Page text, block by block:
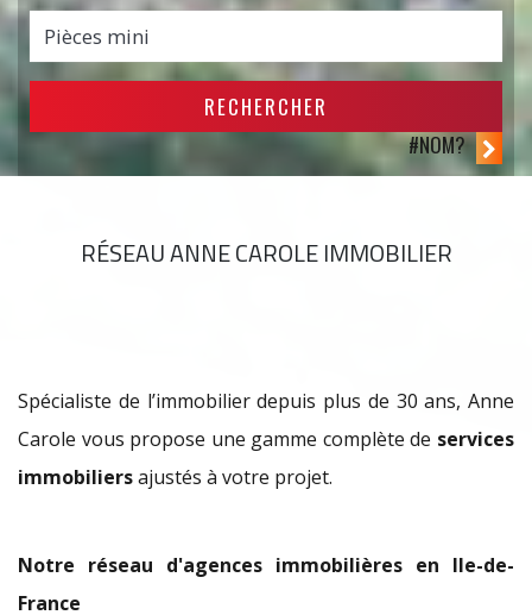
RECHERCHER
#NOM?
RÉSEAU ANNE CAROLE IMMOBILIER
Spécialiste de l’immobilier depuis plus de 30 ans, Anne
Carole vous propose une gamme complète de services
immobiliersajustés à votre projet.
Notre réseau d'agences immobilières en Ile-de-
France